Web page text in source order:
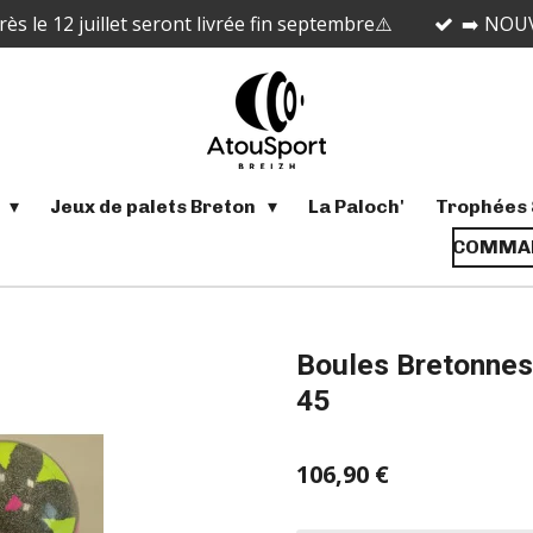
le 12 juillet seront livrée fin septembre⚠️ ➡️
Jeux de palets Breton La Paloch'
Trophées
Boules
45
106,90 €